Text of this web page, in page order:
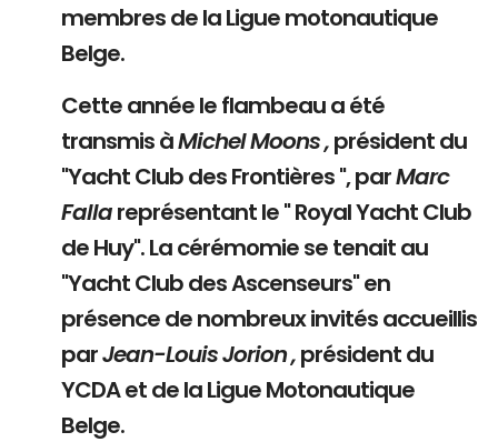
membres de la Ligue motonautique
Belge.
Cette année le flambeau a été
transmis àMichel Moons ,président du
"Yacht Club des Frontières ", parMarc
Fallareprésentant le " Royal Yacht Club
de Huy". La cérémomie se tenait au
"Yacht Club des Ascenseurs" en
présence de nombreux invités accueillis
parJean-Louis Jorion ,président du
YCDA et de la Ligue Motonautique
Belge.